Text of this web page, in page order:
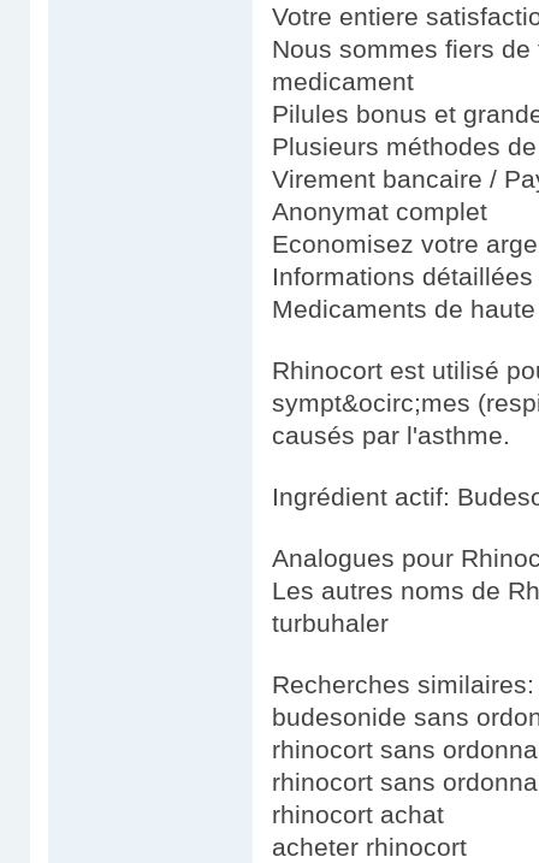
Votre entiere
Nous sommes fiers
medicament
Pilules bonus et
Plusieurs méthodes
Virement bancaire /
Anonymat complet
Economisez votre
Informations
Medicaments de
Rhinocort est utilisé
sympt&ocirc;mes
causés par l'asthme.
Ingrédient actif:
Analogues pour
Les autres noms de
turbuhaler
Recherches similaires:
budesonide sans
rhinocort sans
rhinocort sans
rhinocort achat
acheter rhinocort